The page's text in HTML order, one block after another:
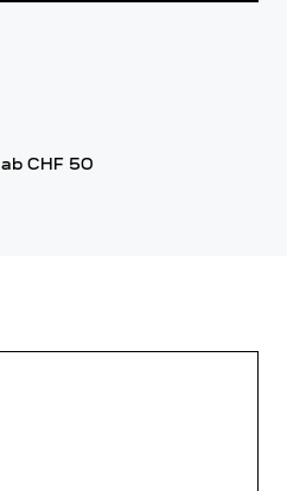
CHF 50